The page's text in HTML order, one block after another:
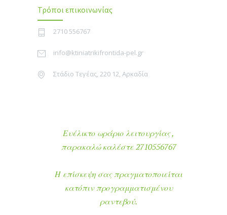
Τρόποι επικοινωνίας
2710 556767
info@ktiniatrikifrontida-pel.gr
Στάδιο Τεγέας, 220 12, Αρκαδία
Ευέλικτο ωράριο λειτουργίας ,
παρακαλώ καλέστε 2710556767
Η επίσκεψη σας πραγματοποιείται
κατόπιν προγραμματισμένου
ραντεβού.